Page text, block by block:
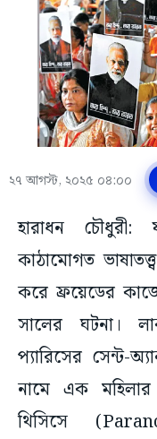
২৭ আগস্ট, ২০২৫ ০৪:০০
হারাধন
কাঠামোগত
করে ফ্রয়েডের
সালের ঘটনা।
প্যারিসের সেন্ট-
নামে এক
থিসিসে